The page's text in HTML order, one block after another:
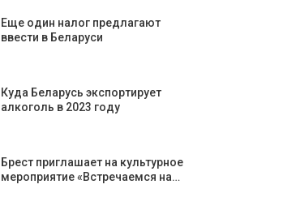
Еще один налог предлагают
ввести в Беларуси
Куда Беларусь экспортирует
алкоголь в 2023 году
Брест приглашает на культурное
мероприятие «Встречаемся на…